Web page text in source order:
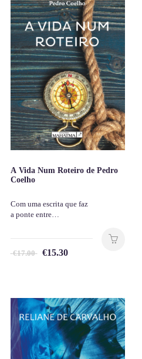
A Vida Num Roteiro de Pedro
Coelho
Com uma escrita que faz
a ponte entre…
€17.00 €15.30